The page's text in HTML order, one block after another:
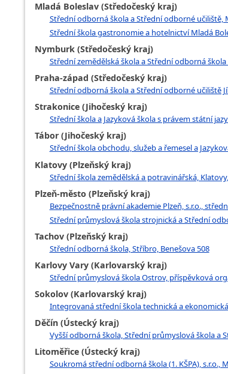
Mladá Boleslav (Středočeský kraj)
Střední odborná škola a Střední odborné učiliště,
Střední škola gastronomie a hotelnictví Mladá
Nymburk (Středočeský kraj)
Střední zemědělská škola a Střední odborná
Praha-západ (Středočeský kraj)
Střední odborná škola a Střední odborné učiliště
Strakonice (Jihočeský kraj)
Střední škola a Jazyková škola s právem státní
Tábor (Jihočeský kraj)
Střední škola obchodu, služeb a řemesel a
Klatovy (Plzeňský kraj)
Střední škola zemědělská a potravinářská,
Plzeň-město (Plzeňský kraj)
Bezpečnostně právní akademie Plzeň, s.r.o.,
Střední průmyslová škola strojnická a Střední
Tachov (Plzeňský kraj)
Střední odborná škola, Stříbro, Benešova 508
Karlovy Vary (Karlovarský kraj)
Střední průmyslová škola Ostrov, příspěvková
Sokolov (Karlovarský kraj)
Integrovaná střední škola technická a
Děčín (Ústecký kraj)
Vyšší odborná škola, Střední průmyslová škola a
Litoměřice (Ústecký kraj)
Soukromá střední odborná škola (1. KŠPA), s.r.o.,